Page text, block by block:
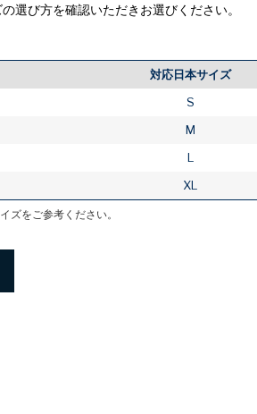
選び方を確認いただきお選びください。
対応日本サイズ
S
M
L
XL
ズをご参考ください。